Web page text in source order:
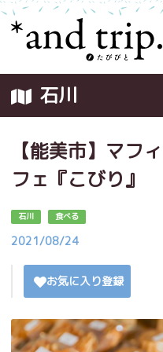
石川
【能美市】マフ
フェ『こびり』
石川 食べる
2021/08/24
お気に入り登録